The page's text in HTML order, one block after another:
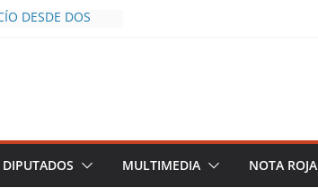
DESDE DOS
AL INFLUENCER
DURANTE
EN
A LAS
Y TERMINA
DIPUTADOS MULTIMEDIA NOTA ROJA